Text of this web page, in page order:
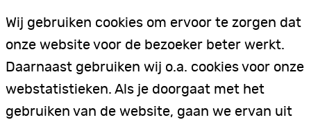
Wij gebruiken cookies om ervoor te zorgen dat
onze website voor de bezoeker beter werkt.
Daarnaast gebruiken wij o.a. cookies voor onze
webstatistieken. Als je doorgaat met het
gebruiken van de website, gaan we ervan uit